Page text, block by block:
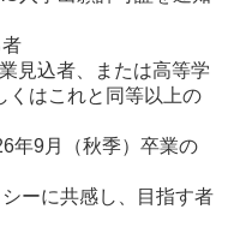
見込者、または高等学
くはこれと同等以上の
年9月（秋季）卒業の
ーに共感し、目指す者